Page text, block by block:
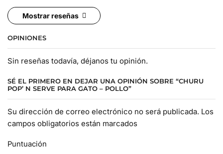
Mostrar reseñas
OPINIONES
Sin reseñas todavía, déjanos tu opinión.
SÉ EL PRIMERO EN DEJAR UNA OPINIÓN SOBRE “CHURU
POP’ N SERVE PARA GATO – POLLO”
Su dirección de correo electrónico no será publicada. Los
campos obligatorios están marcados
Puntuación